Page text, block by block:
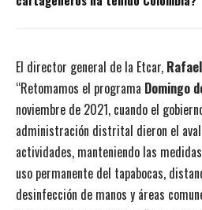
El director general de la Etcar,
“Retomamos el programa Domingo
noviembre de 2021, cuando el
administración distrital dieron el
actividades, manteniendo las
uso permanente del tapabocas,
desinfección de manos y áreas